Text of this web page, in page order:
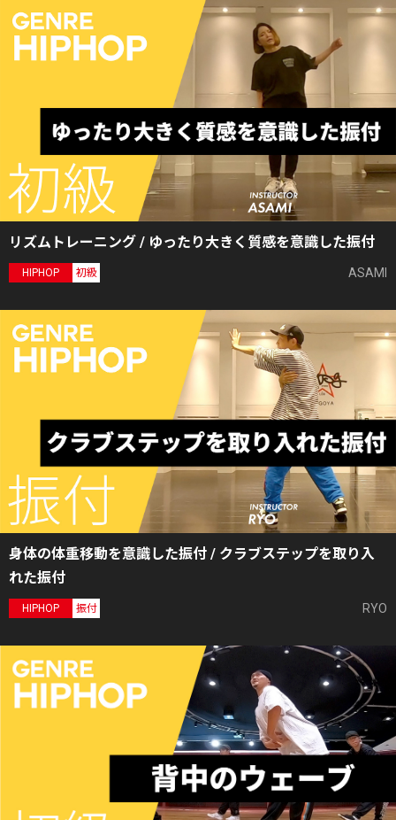
リズムトレーニング / ゆったり大きく質感を意識した振付
HIPHOP 初級 ASAMI
身体の体重移動を意識した振付 / クラブステップを取り入
れた振付
HIPHOP 振付 RYO